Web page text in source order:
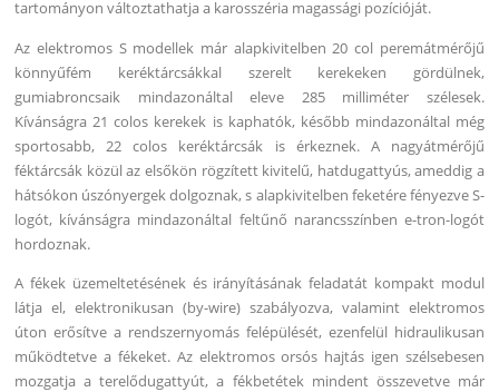
tartományon változtathatja a karosszéria magassági pozícióját.
Az elektromos S modellek már alapkivitelben 20 col peremátmérőjű
könnyűfém keréktárcsákkal szerelt kerekeken gördülnek,
gumiabroncsaik mindazonáltal eleve 285 milliméter szélesek.
Kívánságra 21 colos kerekek is kaphatók, később mindazonáltal még
sportosabb, 22 colos keréktárcsák is érkeznek. A nagyátmérőjű
féktárcsák közül az elsőkön rögzített kivitelű, hatdugattyús, ameddig a
hátsókon úszónyergek dolgoznak, s alapkivitelben feketére fényezve S-
logót, kívánságra mindazonáltal feltűnő narancsszínben e-tron-logót
hordoznak.
A fékek üzemeltetésének és irányításának feladatát kompakt modul
látja el, elektronikusan (by-wire) szabályozva, valamint elektromos
úton erősítve a rendszernyomás felépülését, ezenfelül hidraulikusan
működtetve a fékeket. Az elektromos orsós hajtás igen szélsebesen
mozgatja a terelődugattyút, a fékbetétek mindent összevetve már